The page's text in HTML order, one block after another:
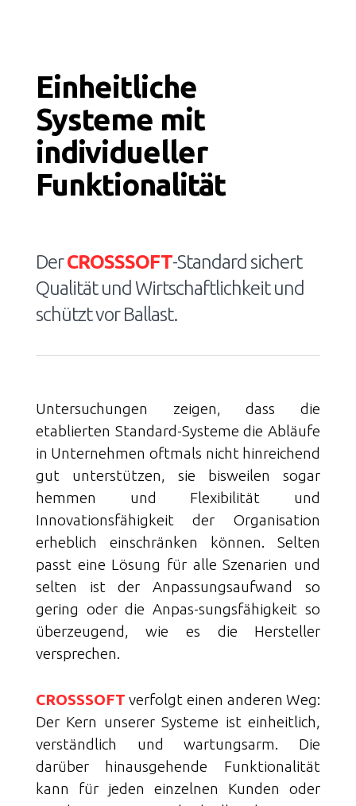
Einheitliche
Systeme mit
individueller
Funktionalität
DerCROSSSOFT-Standard sichert
Qualität und Wirtschaftlichkeit und
schützt vor Ballast.
Untersuchungen zeigen, dass die
etablierten Standard-Systeme die Abläufe
in Unternehmen oftmals nicht hinreichend
gut unterstützen, sie bisweilen sogar
hemmen und Flexibilität und
Innovationsfähigkeit der Organisation
erheblich einschränken können. Selten
passt eine Lösung für alle Szenarien und
selten ist der Anpassungsaufwand so
gering oder die Anpas-sungsfähigkeit so
überzeugend, wie es die Hersteller
versprechen.
CROSSSOFT verfolgt einen anderen Weg:
Der Kern unserer Systeme ist einheitlich,
verständlich und wartungsarm. Die
darüber hinausgehende Funktionalität
kann für jeden einzelnen Kunden oder